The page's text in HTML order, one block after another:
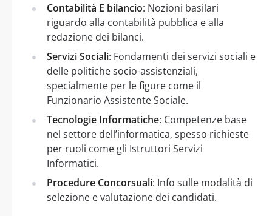
Contabilità E bilancio: Nozioni basilari
riguardo alla contabilità pubblica e alla
redazione dei bilanci.
Servizi Sociali: Fondamenti dei servizi sociali e
delle politiche socio-assistenziali,
specialmente per le figure come il
Funzionario Assistente Sociale.
Tecnologie Informatiche: Competenze base
nel settore dell’informatica, spesso richieste
per ruoli come gli Istruttori Servizi
Informatici.
Procedure Concorsuali: Info sulle modalità di
selezione e valutazione dei candidati.